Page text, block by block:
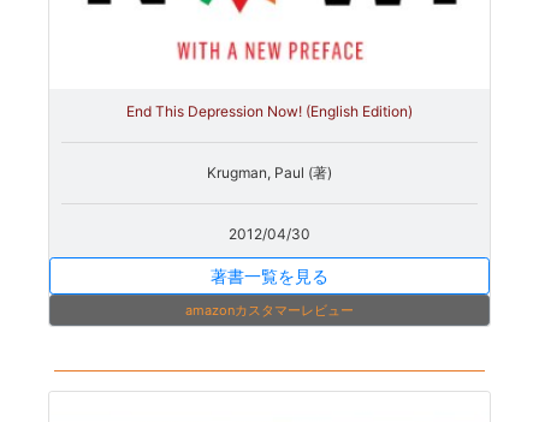
End This Depression Now! (English Edition)
Krugman, Paul (著)
2012/04/30
著書一覧を見る
amazonカスタマーレビュー